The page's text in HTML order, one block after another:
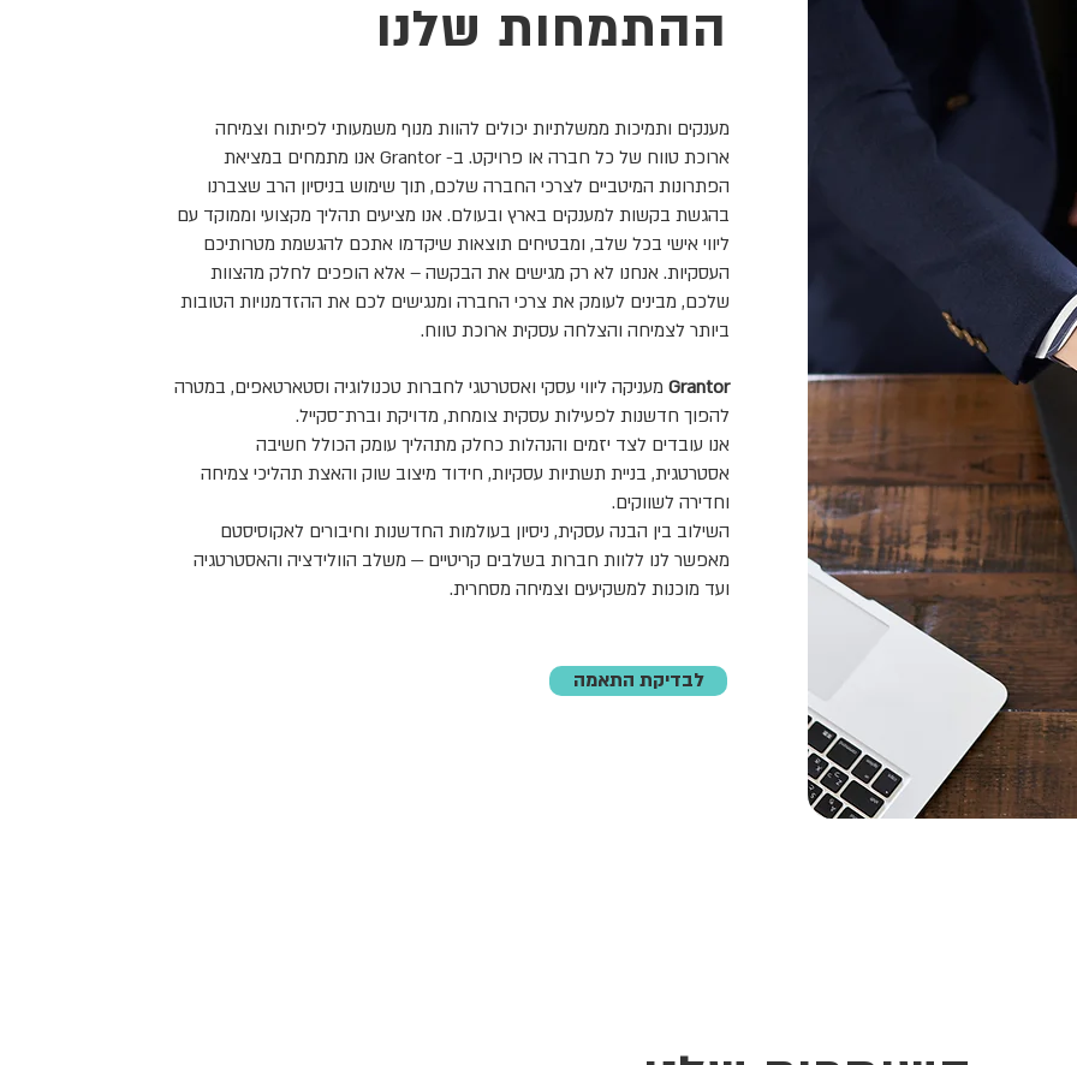
ההתמחות שלנו
מענקים ותמיכות ממשלתיות יכולים להוות מנוף משמעותי לפיתוח וצמיחה
ארוכת טווח של כל חברה או פרויקט. ב- Grantor אנו מתמחים במציאת
הפתרונות המיטביים לצרכי החברה שלכם, תוך שימוש בניסיון הרב שצברנו
בהגשת בקשות למענקים בארץ ובעולם. אנו מציעים תהליך מקצועי וממוקד עם
ליווי אישי בכל שלב, ומבטיחים תוצאות שיקדמו אתכם להגשמת מטרותיכם
העסקיות. אנחנו לא רק מגישים את הבקשה – אלא הופכים לחלק מהצוות
שלכם, מבינים לעומק את צרכי החברה ומנגישים לכם את ההזדמנויות הטובות
ביותר לצמיחה והצלחה עסקית ארוכת טווח.
Grantor מעניקה ליווי עסקי ואסטרטגי לחברות טכנולוגיה וסטארטאפים, במטרה
להפוך חדשנות לפעילות עסקית צומחת, מדויקת וברת־סקייל.
אנו עובדים לצד יזמים והנהלות כחלק מתהליך עומק הכולל חשיבה
אסטרטגית, בניית תשתיות עסקיות, חידוד מיצוב שוק והאצת תהליכי צמיחה
וחדירה לשווקים.
השילוב בין הבנה עסקית, ניסיון בעולמות החדשנות וחיבורים לאקוסיסטם
מאפשר לנו ללוות חברות בשלבים קריטיים — משלב הוולידציה והאסטרטגיה
ועד מוכנות למשקיעים וצמיחה מסחרית.
לבדיקת התאמה